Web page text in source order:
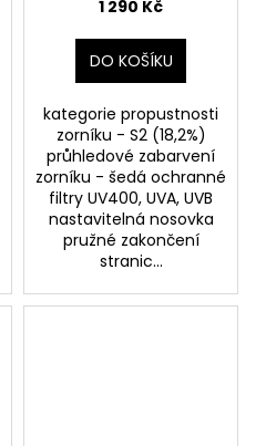
1 290 Kč
DO KOŠÍKU
kategorie propustnosti
zorníku - S2 (18,2%)
průhledové zabarvení
zorníku - šedá ochranné
filtry UV400, UVA, UVB
nastavitelná nosovka
pružné zakončení
stranic...